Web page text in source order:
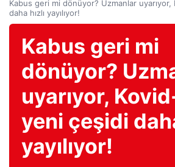
Kabus geri mi dönüyor? Uzmanlar
daha hızlı yayılıyor!
Kabus geri mi
dönüyor?
uyarıyor,
yeni çeşidi
yayılıyor!